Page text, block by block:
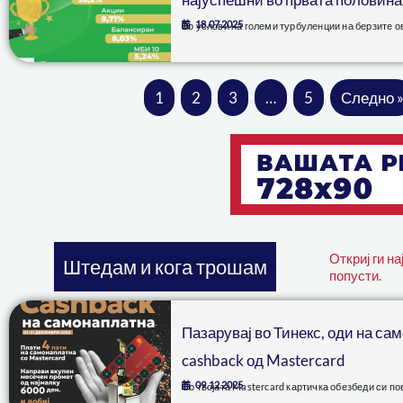
18.07.2025
Во услови на големи турбуленции на берзите
1 2 3 … 5 Следно »
Штедам и кога трошам
Откриј ги
попусти.
Пазарувај во Тинекс, оди на
cashback од Mastercard
09.12.2025
Со твојата Mastercard картичка обезбеди си